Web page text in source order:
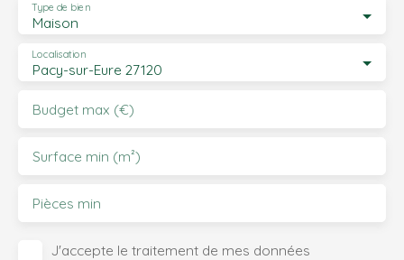
Maison
Type de bien
Pacy-sur-Eure 27120
Localisation
Budget max (€)
Surface min (m²)
Pièces min
J'accepte le traitement de mes données